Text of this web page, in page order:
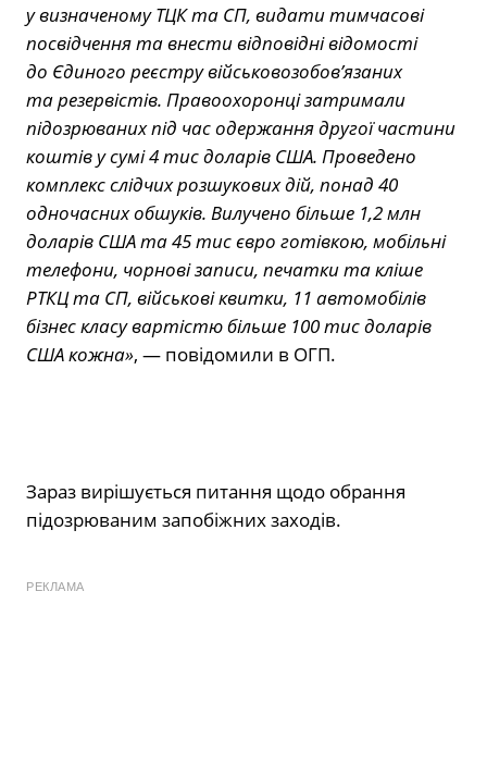
у визначеному ТЦК та СП, видати тимчасові
посвідчення та внести відповідні відомості
до Єдиного реєстру військовозобов’язаних
та резервістів. Правоохоронці затримали
підозрюваних під час одержання другої частини
коштів у сумі 4 тис доларів США. Проведено
комплекс слідчих розшукових дій, понад 40
одночасних обшуків. Вилучено більше 1,2 млн
доларів США та 45 тис євро готівкою, мобільні
телефони, чорнові записи, печатки та кліше
РТКЦ та СП, військові квитки, 11 автомобілів
бізнес класу вартістю більше 100 тис доларів
США кожна», — повідомили в ОГП.
Зараз вирішується питання щодо обрання
підозрюваним запобіжних заходів.
РЕКЛАМА